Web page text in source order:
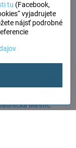
35%
Mestic
tu (Facebook,
vyjadrujete
nájsť podrobné